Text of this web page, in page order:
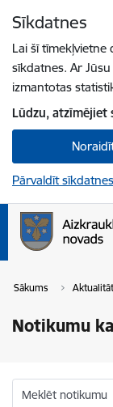
Sīkdatnes
Lai šī
sīkdatnes. Ar
izmantotas
Lūdzu, atzīmējiet
Pārvaldīt sīkdatnes
Sākums
Notikumu
Meklēt notikumu